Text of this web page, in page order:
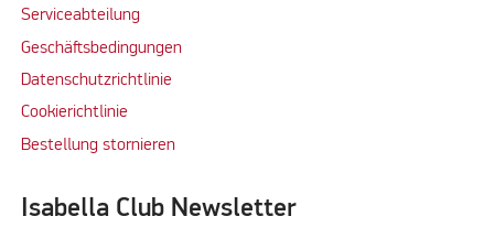
Serviceabteilung
Geschäftsbedingungen
Datenschutzrichtlinie
Cookierichtlinie
Bestellung stornieren
Isabella Club Newsletter